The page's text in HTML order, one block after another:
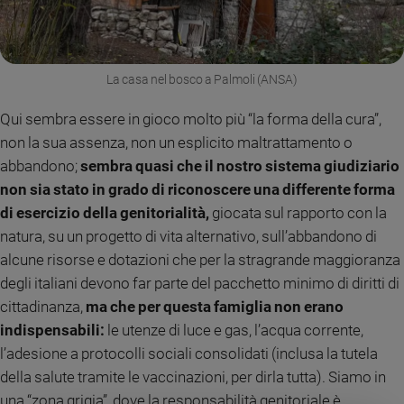
La casa nel bosco a Palmoli (ANSA)
Qui sembra essere in gioco molto più “la forma della cura”,
non la sua assenza, non un esplicito maltrattamento o
abbandono;sembra quasi che il nostro sistema giudiziario
non sia stato in grado di riconoscere una differente forma
di esercizio della genitorialità, giocata sul rapporto con la
natura, su un progetto di vita alternativo, sull’abbandono di
alcune risorse e dotazioni che per la stragrande maggioranza
degli italiani devono far parte del pacchetto minimo di diritti di
cittadinanza, ma che per questa famiglia non erano
indispensabili: le utenze di luce e gas, l’acqua corrente,
l’adesione a protocolli sociali consolidati (inclusa la tutela
della salute tramite le vaccinazioni, per dirla tutta). Siamo in